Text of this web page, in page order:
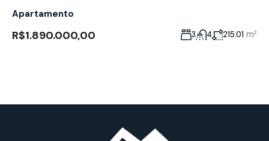
Apartamento
R$1.890.000,00 3 4 215.01 m²